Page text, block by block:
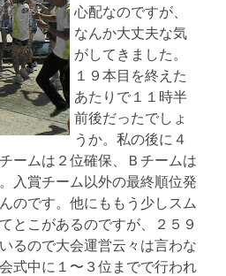
心配なのですが、
なんか大丈夫な気
がしてきました。
１９本目を終えた
あたりで１１時半
前後だったでしょ
うか。私の後に４
ームは２位確保、Ｂチームは
入賞チーム以外の最終順位発
のです。他にももう少しスム
とこがあるのですが、２５９
るので大会運営云々は言わな
式中に１〜３位までで行われ